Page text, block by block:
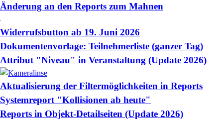
Änderung an den Reports zum Mahnen
Widerrufsbutton ab 19. Juni 2026
Dokumentenvorlage: Teilnehmerliste (ganzer Tag)
Attribut "Niveau" in Veranstaltung (Update 2026)
Aktualisierung der Filtermöglichkeiten in Reports
Systemreport "Kollisionen ab heute"
Reports in Objekt-Detailseiten (Update 2026)